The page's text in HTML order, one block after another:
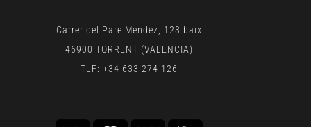
Carrer del Pare Mendez, 123 baix
46900 TORRENT (VALENCIA)
TLF: +34 633 274 126